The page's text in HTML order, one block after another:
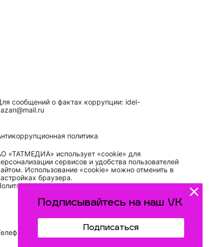
Подписывайтесь на наш VK
Подписаться
сообщений о фактах коррупции: idel-
политика
«ТАТМЕДИА» использует «cookie» для
сервисов и удобства пользователей
Использование «cookie» можно отменить в
браузера.
конфиденциальности
АО «ТАТМЕДИА»:(843) 222 09 84